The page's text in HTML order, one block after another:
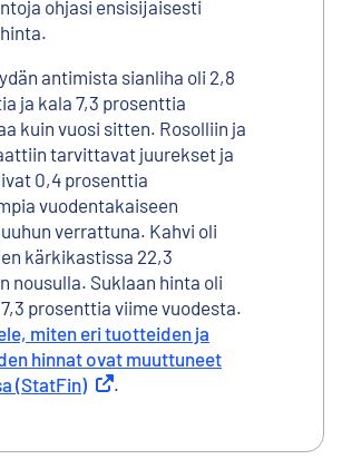
ohjasi ensisijaisesti
antimista sianliha oli 2,8
ja kala 7,3 prosenttia
kuin vuosi sitten. Rosolliin ja
tarvittavat juurekset ja
0,4 prosenttia
vuodentakaiseen
verrattuna. Kahvi oli
kärkikastissa 22,3
nousulla. Suklaan hinta oli
prosenttia viime vuodesta.
miten eri tuotteiden ja
hinnat ovat muuttuneet
(StatFin) Ulkoinen linkki
.